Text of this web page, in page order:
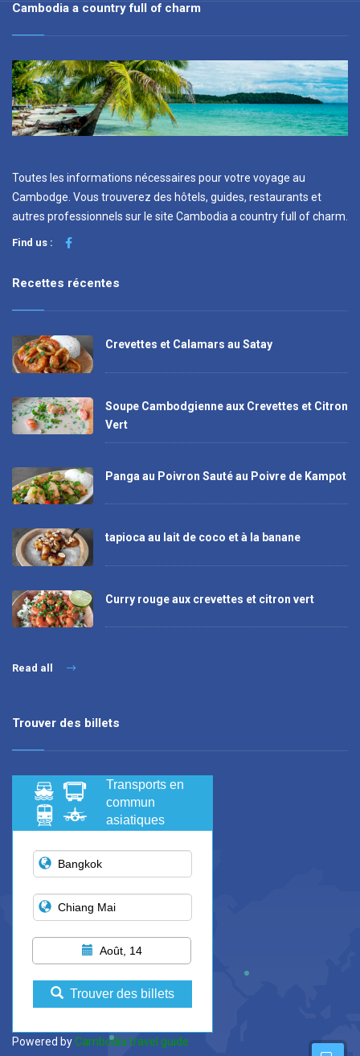
Cambodia a country full of charm
Toutes les informations nécessaires pour votre voyage au
Cambodge. Vous trouverez des hôtels, guides, restaurants et
autres professionnels sur le site Cambodia a country full of charm.
Find us :
Recettes récentes
Crevettes et Calamars au Satay
Soupe Cambodgienne aux Crevettes et Citron
Vert
Panga au Poivron Sauté au Poivre de Kampot
tapioca au lait de coco et à la banane
Curry rouge aux crevettes et citron vert
Read all
Trouver des billets
Transports en
commun
asiatiques
Août, 14
Trouver des billets
Powered byCambodia travel guide